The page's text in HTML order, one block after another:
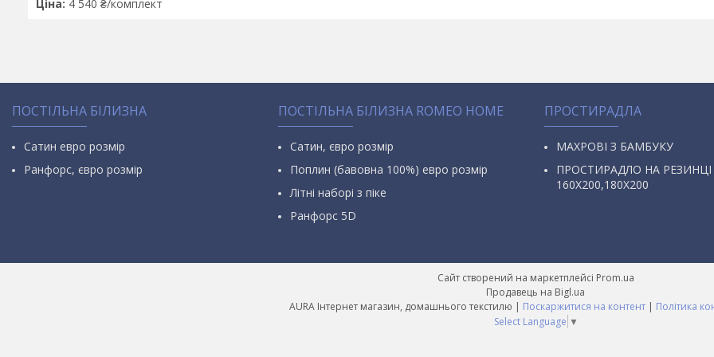
Ціна: 4 540 ₴/комплект
ПОСТІЛЬНА БІЛИЗНА
Сатин евро розмір
Ранфорс, євро розмір
ПОСТІЛЬНА БІЛИЗНА ROMEO HOME
Сатин, євро розмір
Поплин (бавовна 100%) евро розмір
Літні наборі з піке
Ранфорс 5D
ПРОСТИРАДЛА
МАХРОВІ З БАМБУКУ
ПРОСТИРАДЛО НА РЕЗИНЦІ
160Х200,180Х200
Сайт створений на маркетплейсі Prom.ua
Продавець на Bigl.ua
AURA Інтернет магазин, домашнього текстилю | Поскаржитися на контент | Політика
Select Language ▼